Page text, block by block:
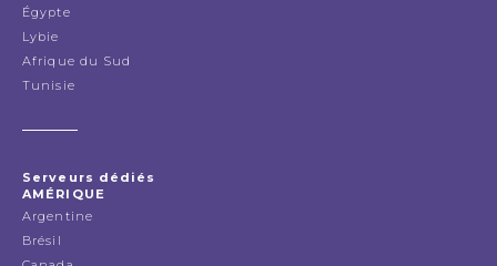
Égypte
Lybie
Afrique du Sud
Tunisie
Serveurs dédiés
AMÉRIQUE
Argentine
Brésil